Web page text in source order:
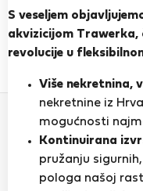
S veseljem
akvizicijom Trawerka,
revolucije u
Više nekretnina,
nekretnine iz
mogućnosti
Kontinuirana
pružanju
pologa našoj
Ocjena i
Ocjena